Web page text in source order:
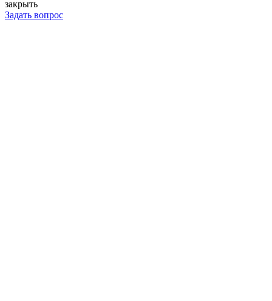
закрыть
Задать вопрос